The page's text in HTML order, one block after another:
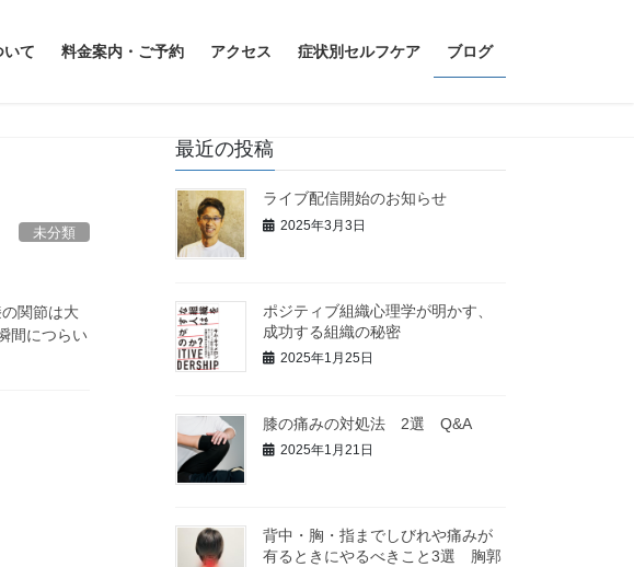
いて 料金案内・ご予約 アクセス 症状別セルフケア ブログ
未分類
関節は大
間につらい
最近の投稿
ライブ配信開始のお知らせ
2025年3月3日
ポジティブ組織心理学が明かす、
成功する組織の秘密
2025年1月25日
膝の痛みの対処法 2選 Q&A
2025年1月21日
背中・胸・指までしびれや痛みが
有るときにやるべきこと3選 胸郭